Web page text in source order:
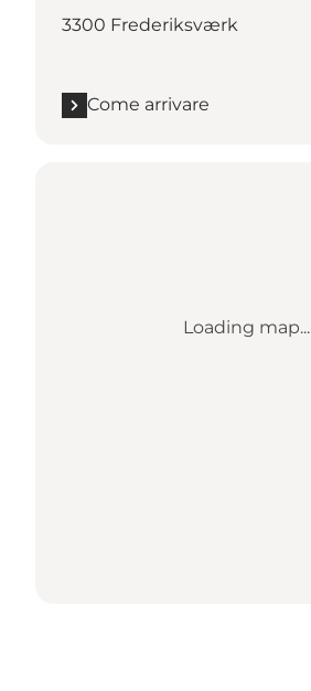
3300 Frederiksværk
Come arrivare
Loading map...